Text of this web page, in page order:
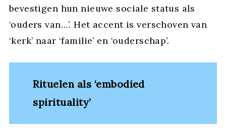
bevestigen hun nieuwe sociale status als
‘ouders van…’. Het accent is verschoven van
‘kerk’ naar ‘familie’ en ‘ouderschap’.
Rituelen als ‘embodied
spirituality’